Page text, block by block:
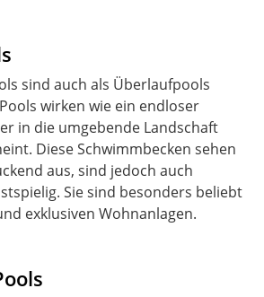
sind auch als Überlaufpools
wirken wie ein endloser
in die umgebende Landschaft
Diese Schwimmbecken sehen
aus, sind jedoch auch
Sie sind besonders beliebt
exklusiven Wohnanlagen.